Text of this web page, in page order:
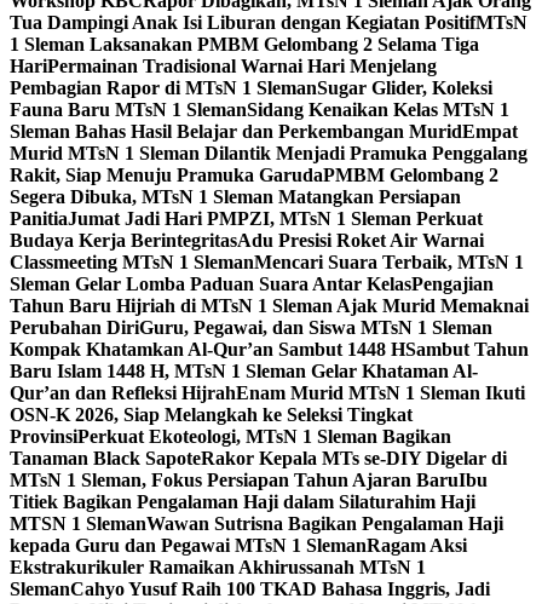
Tua Dampingi Anak Isi Liburan dengan Kegiatan PositifMTsN
1 Sleman Laksanakan PMBM Gelombang 2 Selama Tiga
HariPermainan Tradisional Warnai Hari Menjelang
Pembagian Rapor di MTsN 1 SlemanSugar Glider, Koleksi
Fauna Baru MTsN 1 SlemanSidang Kenaikan Kelas MTsN 1
Sleman Bahas Hasil Belajar dan Perkembangan MuridEmpat
Murid MTsN 1 Sleman Dilantik Menjadi Pramuka Penggalang
Rakit, Siap Menuju Pramuka GarudaPMBM Gelombang 2
Segera Dibuka, MTsN 1 Sleman Matangkan Persiapan
PanitiaJumat Jadi Hari PMPZI, MTsN 1 Sleman Perkuat
Budaya Kerja BerintegritasAdu Presisi Roket Air Warnai
Classmeeting MTsN 1 SlemanMencari Suara Terbaik, MTsN 1
Sleman Gelar Lomba Paduan Suara Antar KelasPengajian
Tahun Baru Hijriah di MTsN 1 Sleman Ajak Murid Memaknai
Perubahan DiriGuru, Pegawai, dan Siswa MTsN 1 Sleman
Kompak Khatamkan Al-Qur’an Sambut 1448 HSambut Tahun
Baru Islam 1448 H, MTsN 1 Sleman Gelar Khataman Al-
Qur’an dan Refleksi HijrahEnam Murid MTsN 1 Sleman Ikuti
OSN-K 2026, Siap Melangkah ke Seleksi Tingkat
ProvinsiPerkuat Ekoteologi, MTsN 1 Sleman Bagikan
Tanaman Black SapoteRakor Kepala MTs se-DIY Digelar di
MTsN 1 Sleman, Fokus Persiapan Tahun Ajaran BaruIbu
Titiek Bagikan Pengalaman Haji dalam Silaturahim Haji
MTSN 1 SlemanWawan Sutrisna Bagikan Pengalaman Haji
kepada Guru dan Pegawai MTsN 1 SlemanRagam Aksi
Ekstrakurikuler Ramaikan Akhirussanah MTsN 1
SlemanCahyo Yusuf Raih 100 TKAD Bahasa Inggris, Jadi